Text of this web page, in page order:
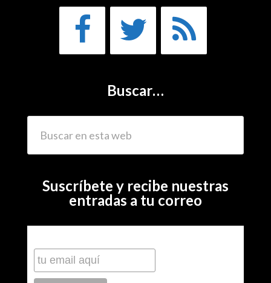
Buscar…
Suscríbete y recibe nuestras
entradas a tu correo